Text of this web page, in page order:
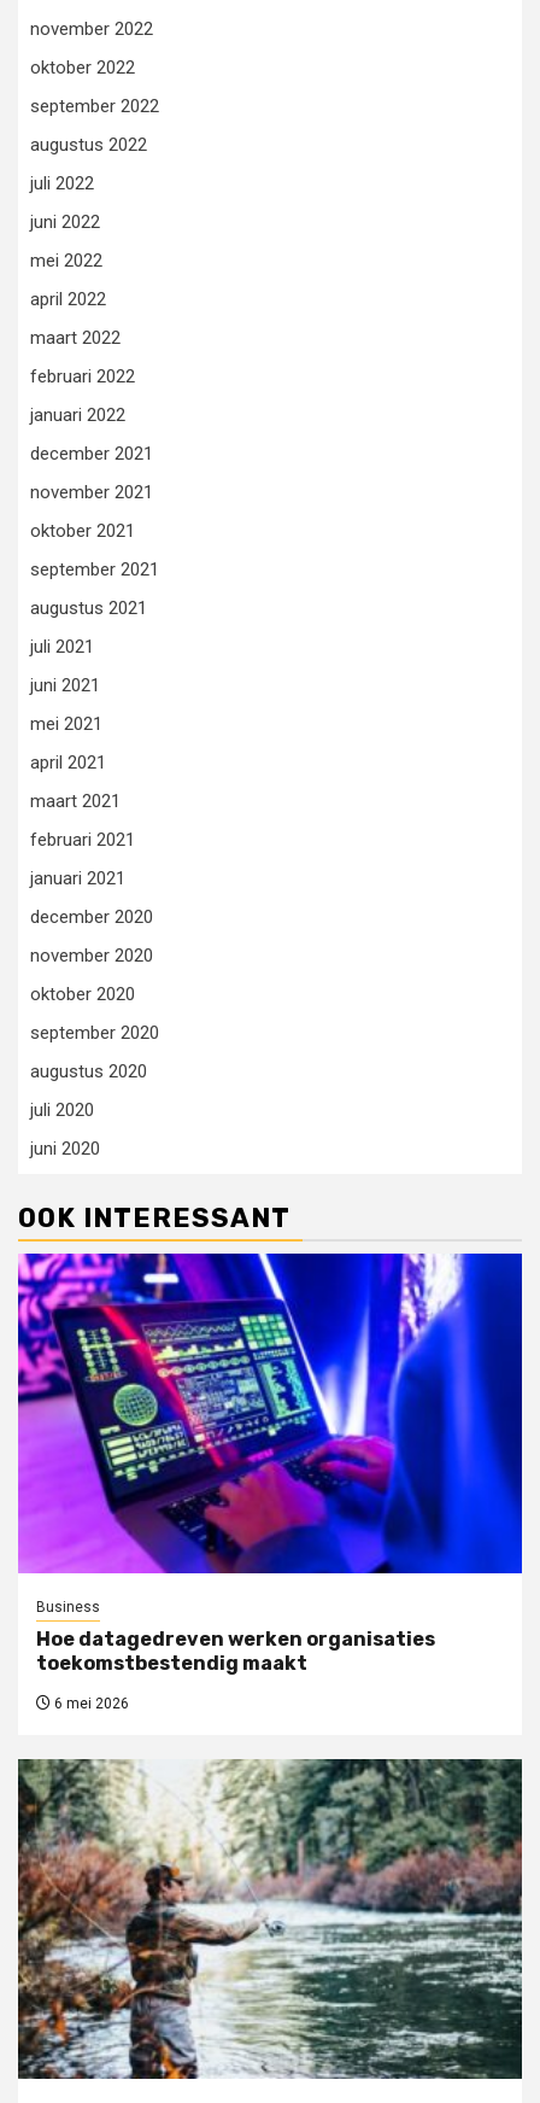
november 2022
oktober 2022
september 2022
augustus 2022
juli 2022
juni 2022
mei 2022
april 2022
maart 2022
februari 2022
januari 2022
december 2021
november 2021
oktober 2021
september 2021
augustus 2021
juli 2021
juni 2021
mei 2021
april 2021
maart 2021
februari 2021
januari 2021
december 2020
november 2020
oktober 2020
september 2020
augustus 2020
juli 2020
juni 2020
OOK INTERESSANT
Business
Hoe datagedreven werken organisaties
toekomstbestendig maakt
6 mei 2026